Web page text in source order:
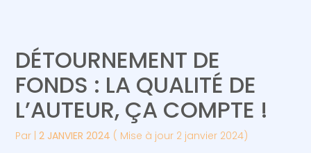
Gérer votre quotidien
Piloter votre entreprise
Développer votre entreprise
Suivre votre comptabilité
Gérer vos ressources humaines
DÉTOURNEMENT DE
FONDS : LA QUALITÉ DE
L’AUTEUR, ÇA COMPTE !
Par |2 JANVIER 2024 ( Mise à jour 2 janvier 2024)